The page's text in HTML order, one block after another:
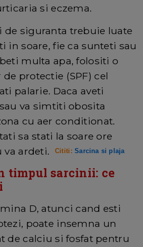
si eczema.
de siguranta trebuie luate
in soare, fie ca sunteti sau
multa apa, folositi o
protectie (SPF) cel
palarie. Daca aveti
va simtiti obosita
cu aer conditionat.
sa stati la soare ore
va ardeti.
Cititi:Sarcina si plaja
timpul sarcinii: ce
D, atunci cand esti
poate insemna un
de calciu si fosfat pentru